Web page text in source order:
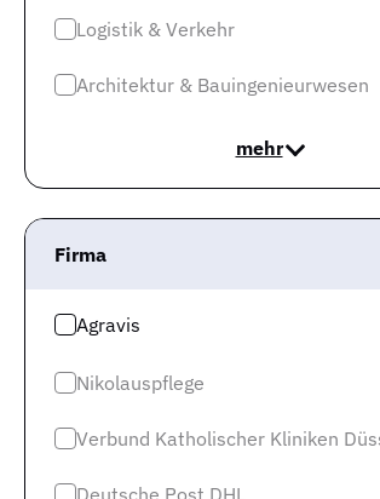
Logistik & Verkehr
Architektur & Bauingenieurwesen
mehr
Firma
Agravis
Nikolauspflege
Verbund Katholischer Kliniken
Jobs Technik & Ingenieurwesen
Jobs in Berlin
Jobs in Frankfurt
Jobs in Hamburg
Jobs in Düsseldorf
Jobs in Köln
Jobs in Stuttgart